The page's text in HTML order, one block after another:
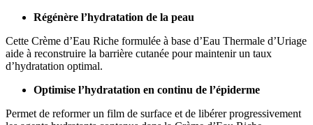
Régénère l’hydratation de la peau
Cette Crème d’Eau Riche formulée à base d’Eau Thermale d’Uriage
aide à reconstruire la barrière cutanée pour maintenir un taux
d’hydratation optimal.
Optimise l’hydratation en continu de l’épiderme
Permet de reformer un film de surface et de libérer progressivement